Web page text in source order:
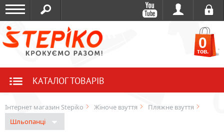
0
тов.
КАТАЛОГ ТОВАРІВ
Інтернет магазин Stepiko Жіноче взуття
Пляжне взуття
Шльопанці